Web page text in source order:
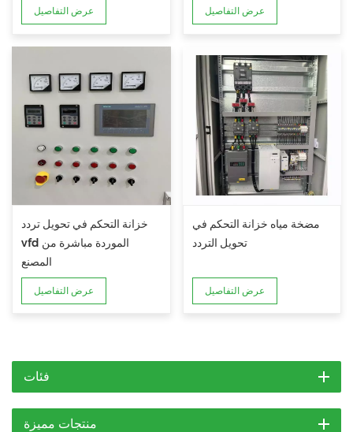
عرض التفاصيل عرض التفاصيل
خزانة التحكم في تحويل تردد
vfd الموردة مباشرة من
المصنع
عرض التفاصيل
مضخة مياه خزانة التحكم في
تحويل التردد
عرض التفاصيل
فئات
منتجات مميزة